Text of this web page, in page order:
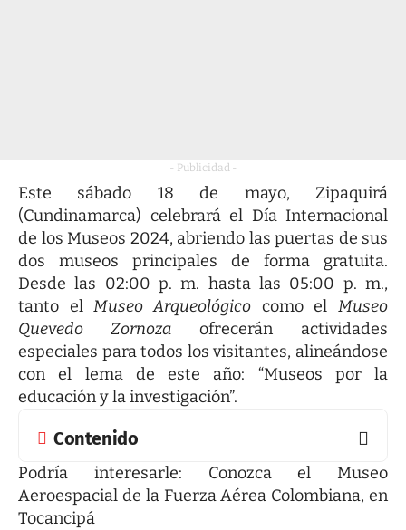
- Publicidad -
Este sábado 18 de mayo, Zipaquirá
(Cundinamarca) celebrará el Día Internacional
de los Museos 2024, abriendo las puertas de sus
dos museos principales de forma gratuita.
Desde las 02:00 p. m. hasta las 05:00 p. m.,
tanto elMuseoArqueológico como elMuseo
Quevedo Zornoza ofrecerán actividades
especiales para todos los visitantes, alineándose
con el lema de este año: “Museos por la
educación y la investigación”.
Contenido
Podría interesarle: Conozca el Museo
Aeroespacial de la Fuerza Aérea Colombiana, en
Tocancipá